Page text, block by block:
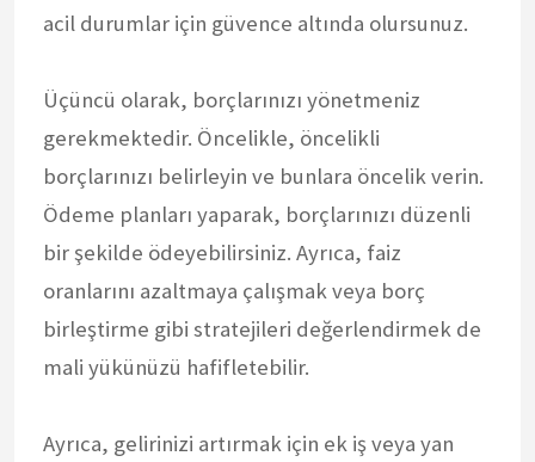
acil durumlar için güvence altında olursunuz.
Üçüncü olarak, borçlarınızı yönetmeniz
gerekmektedir. Öncelikle, öncelikli
borçlarınızı belirleyin ve bunlara öncelik verin.
Ödeme planları yaparak, borçlarınızı düzenli
bir şekilde ödeyebilirsiniz. Ayrıca, faiz
oranlarını azaltmaya çalışmak veya borç
birleştirme gibi stratejileri değerlendirmek de
mali yükünüzü hafifletebilir.
Ayrıca, gelirinizi artırmak için ek iş veya yan